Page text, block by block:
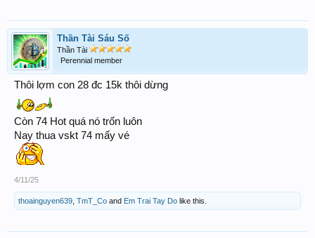
Thần Tài Sáu Số
Thần Tài
Perennial member
Thôi lợm con 28 đc 15k thôi dừng
Còn 74 Hot quá nó trốn luôn
Nay thua vskt 74 mấy vé
4/11/25
thoainguyen639 TmT_Co and Em Trai Tay Do like this.